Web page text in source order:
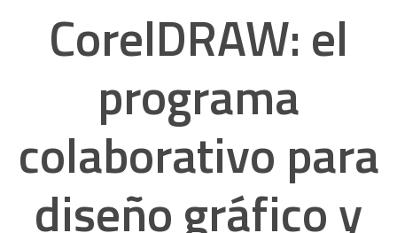
CorelDRAW: el
programa
colaborativo para
diseño gráfico y